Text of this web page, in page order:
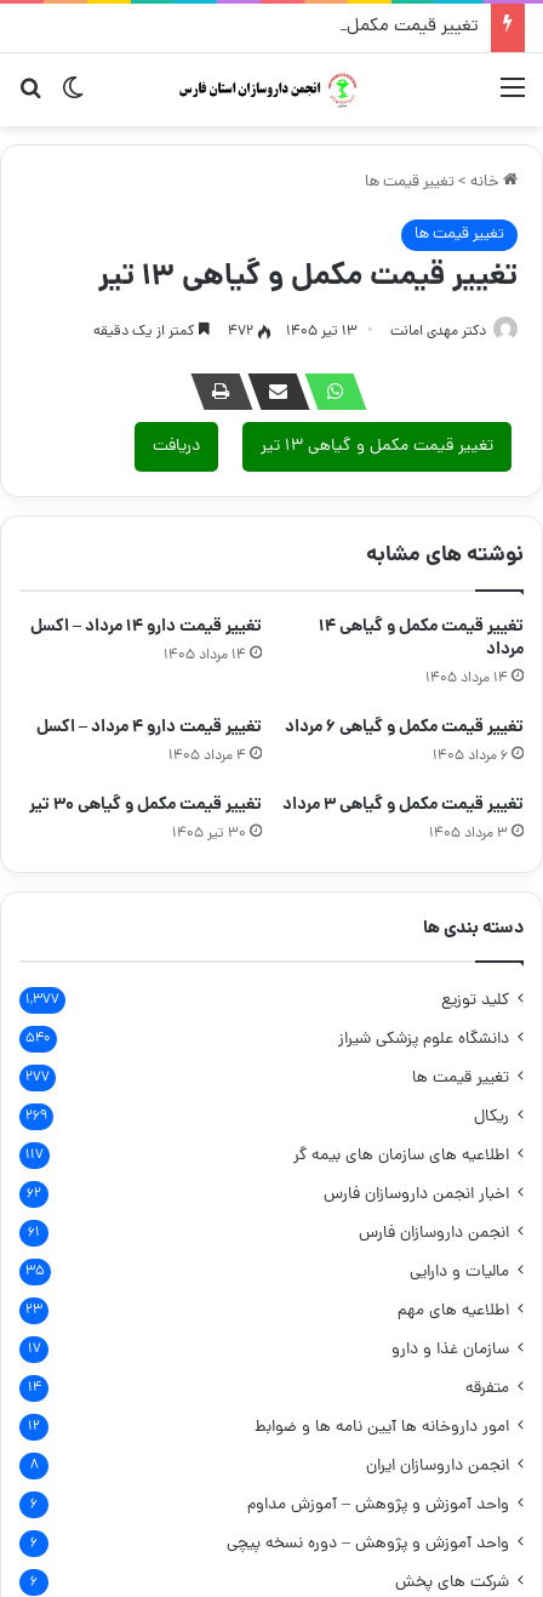
تغییر قیمت مکمل و گیاهی ۱۴ مرداد
تغییر منو
خانه >تغییر قیمت ها
تغییر قیمت ها
تغییر قیمت مکمل و گیاهی ۱۳ تیر
دکتر مهدی امانت ۱۳ تیر ۱۴۰۵ 472 کمتر از یک دقیقه
تغییر قیمت مکمل و گیاهی ۱۳ تیر دریافت
نوشته های مشابه
تغییر قیمت مکمل و گیاهی ۱۴
مرداد
۱۴ مرداد ۱۴۰۵
تغییر قیمت دارو ۱۴ مرداد – اکسل
۱۴ مرداد ۱۴۰۵
تغییر قیمت مکمل و گیاهی ۶ مرداد
۶ مرداد ۱۴۰۵
تغییر قیمت دارو ۴ مرداد – اکسل
۴ مرداد ۱۴۰۵
تغییر قیمت مکمل و گیاهی ۳ مرداد
۳ مرداد ۱۴۰۵
تغییر قیمت مکمل و گیاهی ۳۰ تیر
۳۰ تیر ۱۴۰۵
دسته بندی ها
کلید توزیع ۱,۳۷۷
دانشگاه علوم پزشکی شیراز ۵۴۰
تغییر قیمت ها ۲۷۷
ریکال ۲۶۹
اطلاعیه های سازمان های بیمه گر ۱۱۷
اخبار انجمن داروسازان فارس ۶۲
انجمن داروسازان فارس ۶۱
مالیات و دارایی ۳۵
اطلاعیه های مهم ۲۳
سازمان غذا و دارو ۱۷
متفرقه ۱۴
امور داروخانه ها آیین نامه ها و ضوابط ۱۲
انجمن داروسازان ایران ۸
واحد آموزش و پژوهش – آموزش مداوم ۶
واحد آموزش و پژوهش – دوره نسخه پیچی ۶
شرکت های پخش ۶